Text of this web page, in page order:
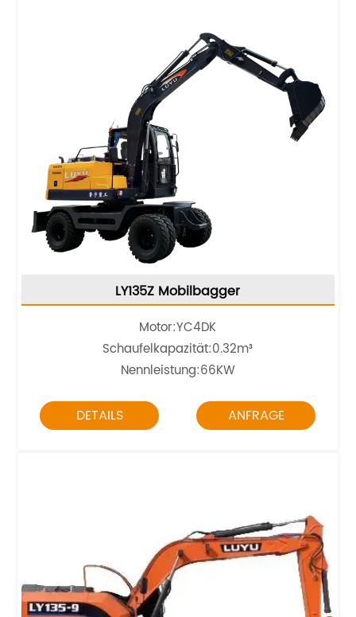
LY135Z Mobilbagger
Motor:YC4DK
Schaufelkapazität:0.32m³
Nennleistung:66KW
DETAILS ANFRAGE